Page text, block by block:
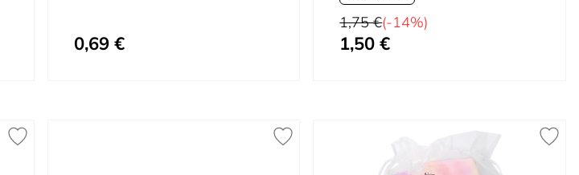
0,69 €
Prix normal
1,75 €(-14%)
À partir de
1,50 €